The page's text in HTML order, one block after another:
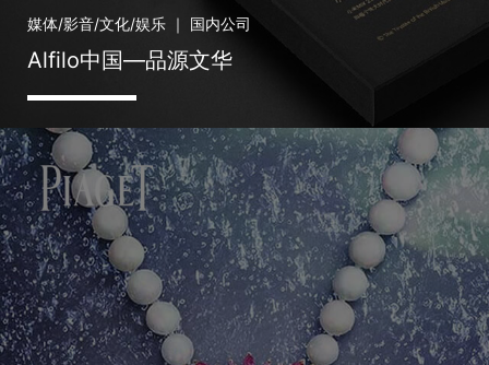
媒体/影音/文化/娱乐 ｜ 国内公司
Alfilo中国—品源文华